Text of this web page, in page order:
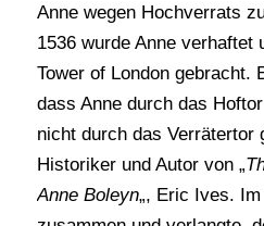
Anne wegen Hochverrats
1536 wurde Anne verhaftet
Tower of London gebracht.
dass Anne durch das
nicht durch das Verrätertor
Historiker und Autor von „
Anne Boleyn„, Eric Ives.